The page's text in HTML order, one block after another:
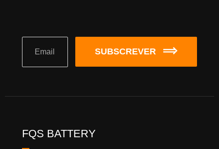
SUBSCREVER
FQS BATTERY